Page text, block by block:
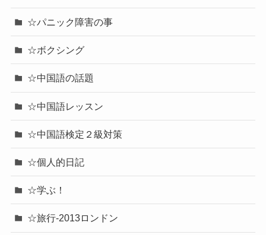
☆パニック障害の事
☆ボクシング
☆中国語の話題
☆中国語レッスン
☆中国語検定２級対策
☆個人的日記
☆学ぶ！
☆旅行-2013ロンドン